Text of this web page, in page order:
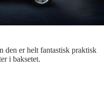
den er helt fantastisk praktisk
i baksetet.